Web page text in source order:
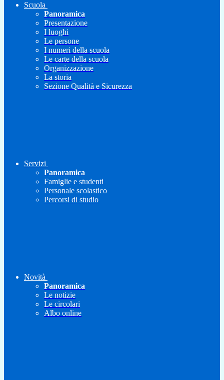
Scuola
Panoramica
Presentazione
I luoghi
Le persone
I numeri della scuola
Le carte della scuola
Organizzazione
La storia
Sezione Qualità e Sicurezza
Servizi
Panoramica
Famiglie e studenti
Personale scolastico
Percorsi di studio
Novità
Panoramica
Le notizie
Le circolari
Albo online